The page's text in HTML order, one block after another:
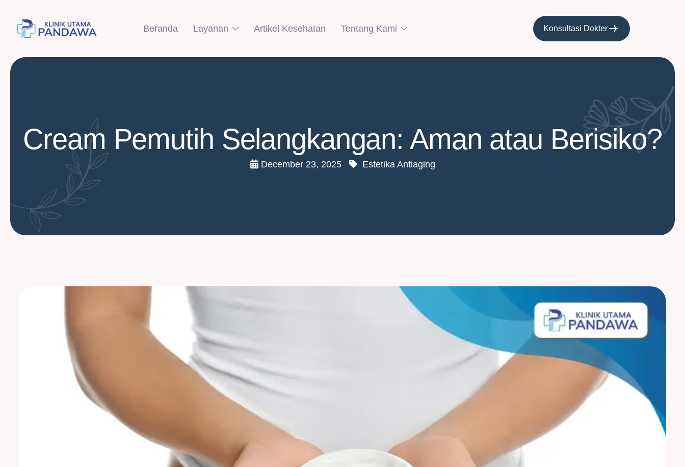
Beranda Layanan Artikel Kesehatan Tentang Kami Konsultasi Dokter
Cream Pemutih Selangkangan: Aman atau Berisiko?
December 23, 2025 Estetika Antiaging